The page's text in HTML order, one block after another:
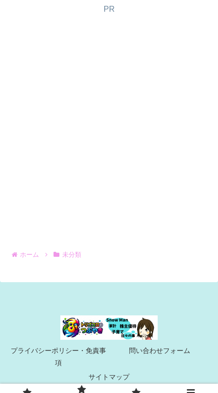
PR
ホーム 未分類
プライバシーポリシー・免責事
項
問い合わせフォーム
サイトマップ